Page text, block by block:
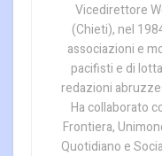
Vicedirettore
(Chieti), nel
associazioni e
pacifisti e di
redazioni
Ha collaborato
Frontiera,
Quotidiano e